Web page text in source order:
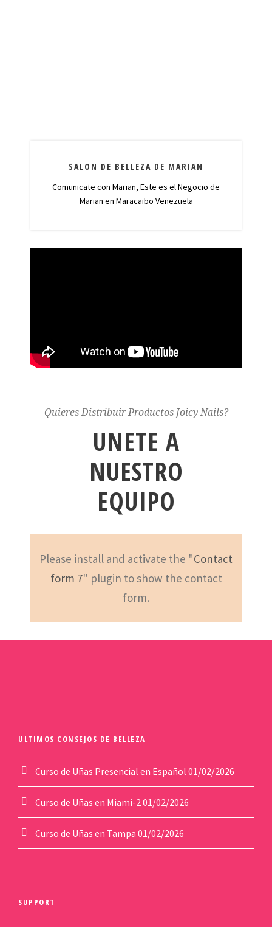
SALON DE BELLEZA DE MARIAN
Comunicate con Marian, Este es el Negocio de
Marian en Maracaibo Venezuela
Quieres Distribuir Productos Joicy Nails?
UNETE A
NUESTRO
EQUIPO
Please install and activate the "Contact
form 7" plugin to show the contact
form.
ULTIMOS CONSEJOS DE BELLEZA
Curso de Uñas Presencial en Español 01/02/2026
Curso de Uñas en Miami-2 01/02/2026
Curso de Uñas en Tampa 01/02/2026
SUPPORT